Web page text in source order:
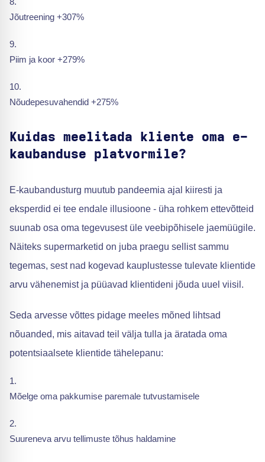
Jõutreening +307%
Piim ja koor +279%
Nõudepesuvahendid +275%
Kuidas meelitada kliente oma e-
kaubanduse platvormile?
E-kaubandusturg muutub pandeemia ajal kiiresti ja
eksperdid ei tee endale illusioone - üha rohkem ettevõtteid
suunab osa oma tegevusest üle veebipõhisele jaemüügile.
Näiteks supermarketid on juba praegu sellist sammu
tegemas, sest nad kogevad kauplustesse tulevate klientide
arvu vähenemist ja püüavad klientideni jõuda uuel viisil.
Seda arvesse võttes pidage meeles mõned lihtsad
nõuanded, mis aitavad teil välja tulla ja äratada oma
potentsiaalsete klientide tähelepanu:
Mõelge oma pakkumise paremale tutvustamisele
Suureneva arvu tellimuste tõhus haldamine